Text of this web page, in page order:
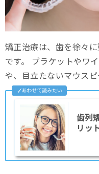
矯正治療は、歯を徐々
です。 ブラケットやワ
や、目立たないマウスピ
歯列
リッ